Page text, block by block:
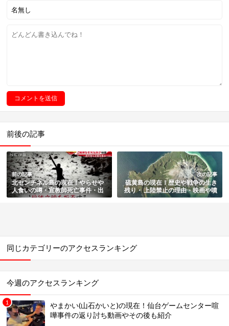
前後の記事
前の記事
北センチネル島の現在！やらせや
人食いの噂・宣教師死亡事件・出
身芸能人など都市伝説・ドローン
次の記事
硫黄島の現在！歴史や戦争の生き
残り・ 上陸禁止の理由・映画や噴
火の危険性も総まとめ
同じカテゴリーのアクセスランキング
今週のアクセスランキング
やまかい(山石かいと)の現在！仙台ゲームセンター喧
嘩事件の返り討ち動画やその後も紹介